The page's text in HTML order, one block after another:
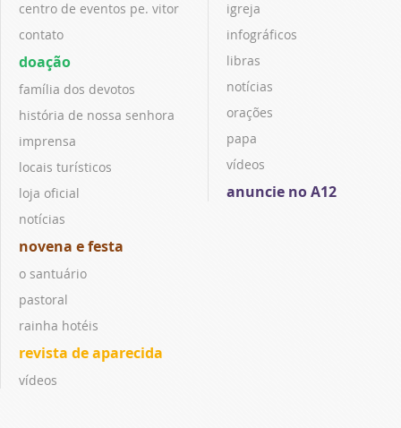
centro de eventos pe. vitor
contato
doação
família dos devotos
história de nossa senhora
imprensa
locais turísticos
loja oficial
notícias
novena e festa
o santuário
pastoral
rainha hotéis
revista de aparecida
vídeos
igreja
infográficos
libras
notícias
orações
papa
vídeos
anuncie no A12